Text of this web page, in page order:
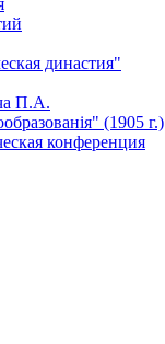
династия"
П.А.
(1905 г.)
конференция